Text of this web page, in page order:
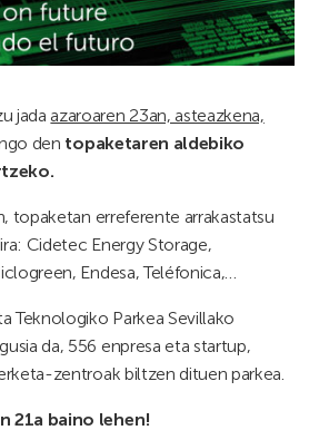
jada azaroaren 23an, asteazkena,
den topaketaren aldebiko
topaketan erreferente arrakastatsu
Cidetec Energy Storage,
Endesa, Teléfonica,…
Teknologiko Parkea Sevillako
da, 556 enpresa eta startup,
zentroak biltzen dituen parkea.
21a baino lehen!